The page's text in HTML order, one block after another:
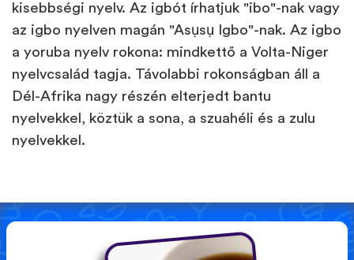
kisebbségi nyelv. Az igbót írhatjuk "ibo"-nak vagy
az igbo nyelven magán "Asụsụ Igbo"-nak. Az igbo
a yoruba nyelv rokona: mindkettő a Volta-Niger
nyelvcsalád tagja. Távolabbi rokonságban áll a
Dél-Afrika nagy részén elterjedt bantu
nyelvekkel, köztük a sona, a szuahéli és a zulu
nyelvekkel.